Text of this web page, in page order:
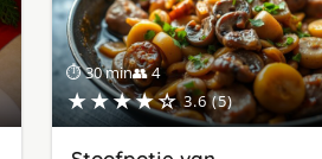
⏱ 30 min👥 4
★★★★☆ 3.6 (5)